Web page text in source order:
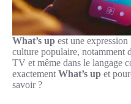
What’s up est une
culture populaire, notamment
TV et même dans le langage
exactement What’s up et
savoir ?